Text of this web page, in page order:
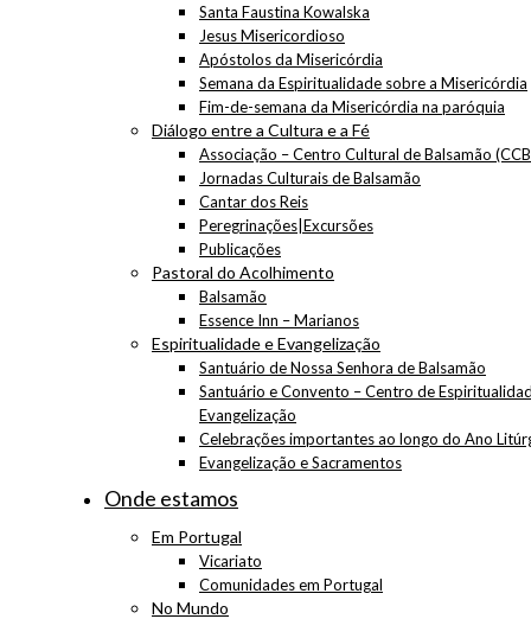
Santa Faustina Kowalska
Jesus Misericordioso
Apóstolos da Misericórdia
Semana da Espiritualidade sobre a Misericórdia
Fim-de-semana da Misericórdia na paróquia
Diálogo entre a Cultura e a Fé
Associação – Centro Cultural de Balsamão
Jornadas Culturais de Balsamão
Cantar dos Reis
Peregrinações|Excursões
Publicações
Pastoral do Acolhimento
Balsamão
Essence Inn – Marianos
Espiritualidade e Evangelização
Santuário de Nossa Senhora de Balsamão
Santuário e Convento – Centro de
Evangelização
Celebrações importantes ao longo do Ano
Evangelização e Sacramentos
Onde estamos
Em Portugal
Vicariato
Comunidades em Portugal
No Mundo